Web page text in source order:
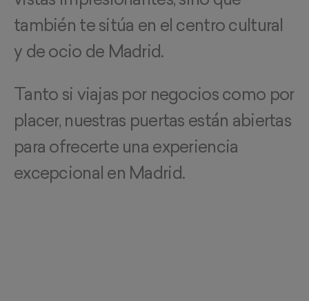
también te sitúa en el centro cultural
y de ocio de Madrid.
Tanto si viajas por negocios como por
placer, nuestras puertas están abiertas
para ofrecerte una experiencia
excepcional en Madrid.